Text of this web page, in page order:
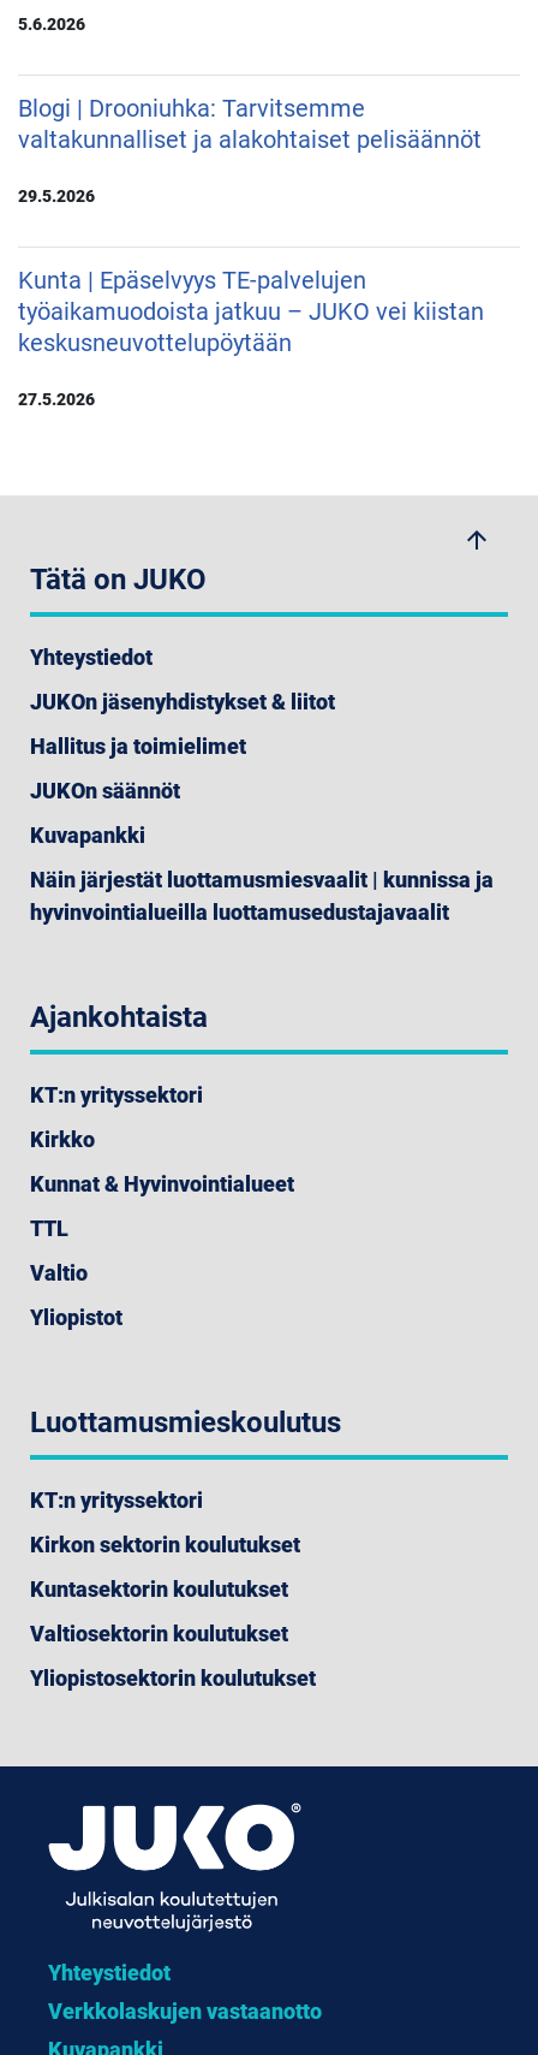
5.6.2026
Blogi | Drooniuhka: Tarvitsemme
valtakunnalliset ja alakohtaiset pelisäännöt
29.5.2026
Kunta | Epäselvyys TE-palvelujen
työaikamuodoista jatkuu – JUKO vei kiistan
keskusneuvottelupöytään
27.5.2026
arrow_upwards
Tätä on JUKO
Yhteystiedot
JUKOn jäsenyhdistykset & liitot
Hallitus ja toimielimet
JUKOn säännöt
Kuvapankki
Näin järjestät luottamusmiesvaalit | kunnissa ja
hyvinvointialueilla luottamusedustajavaalit
Ajankohtaista
KT:n yrityssektori
Kirkko
Kunnat & Hyvinvointialueet
TTL
Valtio
Yliopistot
Luottamusmieskoulutus
KT:n yrityssektori
Kirkon sektorin koulutukset
Kuntasektorin koulutukset
Valtiosektorin koulutukset
Yliopistosektorin koulutukset
Yhteystiedot
Verkkolaskujen vastaanotto
Kuvapankki